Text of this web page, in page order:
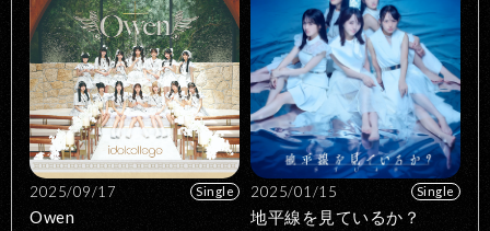
2025/09/17 Single
Owen
2025/01/15 Single
地平線を見ているか？